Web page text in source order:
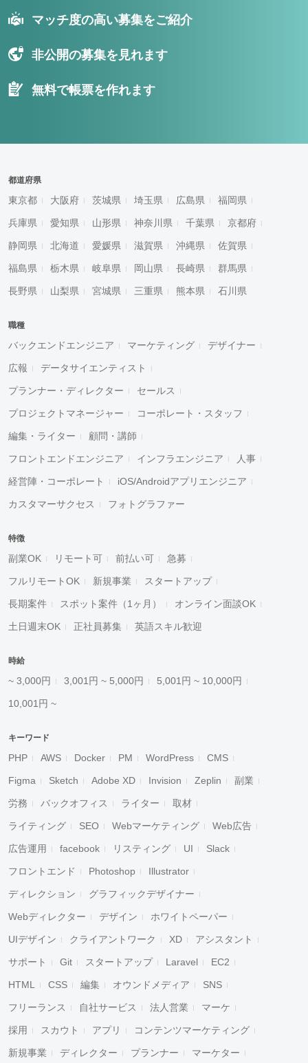
マッチ度の高い募集をご紹介
非公開の募集を見れます
無料で帳票を作れます
都道府県
東京都 大阪府 茨城県 埼玉県 広島県 福岡県
兵庫県 愛知県 山形県 神奈川県 千葉県 京都府
静岡県 北海道 愛媛県 滋賀県 沖縄県 佐賀県
福島県 栃木県 岐阜県 岡山県 長崎県 群馬県
長野県 山梨県 宮城県 三重県 熊本県 石川県
職種
バックエンドエンジニア マーケティング デザイナー
広報 データサイエンティスト
プランナー・ディレクター セールス
プロジェクトマネージャー コーポレート・スタッフ
編集・ライター 顧問・講師
フロントエンドエンジニア インフラエンジニア 人事
経営陣・コーポレート iOS/Androidアプリエンジニア
カスタマーサクセス フォトグラファー
特徴
副業OK リモート可 前払い可 急募
フルリモートOK 新規事業 スタートアップ
長期案件 スポット案件（1ヶ月） オンライン面談OK
土日週末OK 正社員募集 英語スキル歓迎
時給
~ 3,000円 3,001円 ~ 5,000円 5,001円 ~ 10,000円
10,001円 ~
キーワード
PHP AWS Docker PM WordPress CMS
Figma Sketch Adobe XD Invision Zeplin 副業
労務 バックオフィス ライター 取材
ライティング SEO Webマーケティング Web広告
広告運用 facebook リスティング UI Slack
フロントエンド Photoshop Illustrator
ディレクション グラフィックデザイナー
Webディレクター デザイン ホワイトペーパー
UIデザイン クライアントワーク XD アシスタント
サポート Git スタートアップ Laravel EC2
HTML CSS 編集 オウンドメディア SNS
フリーランス 自社サービス 法人営業 マーケ
採用 スカウト アプリ コンテンツマーケティング
新規事業 ディレクター プランナー マーケター